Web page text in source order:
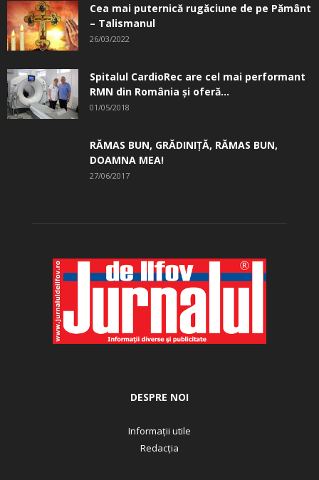
Cea mai puternică rugăciune de pe Pământ
– Talismanul
26/03/2022
Spitalul CardioRec are cel mai performant
RMN din România și oferă...
01/05/2018
RĂMAS BUN, GRĂDINIŢĂ, ­RĂMAS BUN,
DOAMNA MEA!
27/06/2017
DESPRE NOI
Informații utile
Redacția